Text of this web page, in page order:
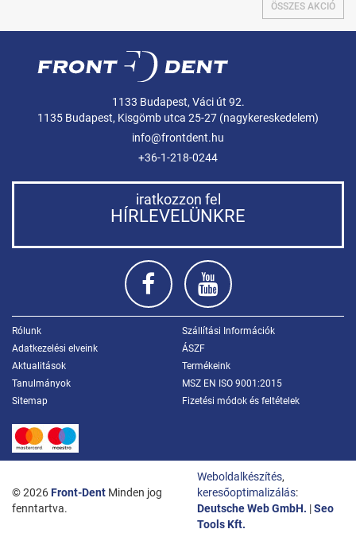
ÖSSZES AKCIÓ
1133 Budapest, Váci út 92.
1135 Budapest, Kisgömb utca 25-27 (nagykereskedelem)
info@frontdent.hu
+36-1-218-0244
iratkozzon fel
HÍRLEVELÜNKRE
Rólunk
Szállítási Információk
Adatkezelési elveink
ÁSZF
Aktualitások
Termékeink
Tanulmányok
MSZ EN ISO 9001:2015
Sitemap
Fizetési módok és feltételek
© 2026Front-Dent Minden jog
fenntartva.
Weboldalkészítés,
keresőoptimalizálás:
Deutsche Web GmbH. |Seo
Tools Kft.